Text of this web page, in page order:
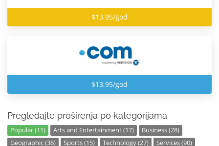
$13,95/god
$13,95/god
Pregledajte proširenja po kategorijama
Popular (11) Arts and Entertainment (17)
Business (28)
Geographic (36)
Sports (15) Technology (27)
Services (90)